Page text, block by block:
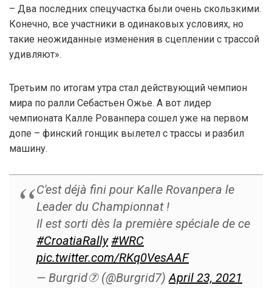
– Два последних спецучастка были очень скользкими.
Конечно, все участники в одинаковых условиях, но
такие неожиданные изменения в сцеплении с трассой
удивляют».
Третьим по итогам утра стал действующий чемпион
мира по ралли Себастьен Ожье. А вот лидер
чемпионата Калле Рованпера сошел уже на первом
допе – финский гонщик вылетел с трассы и разбил
машину.
C'est déjà fini pour Kalle Rovanpera le
Leader du Championnat !
Il est sorti dès la première spéciale de ce
#CroatiaRally #WRC
pic.twitter.com/RKq0VesAAF
— Burgrid⑦ (@Burgrid7) April 23, 2021